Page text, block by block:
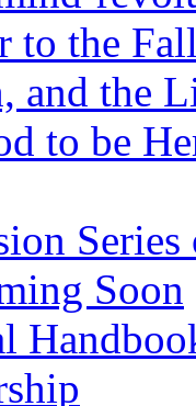
to the
and the
to be
Soon